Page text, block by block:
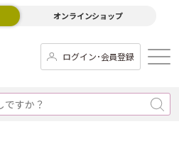
オンラインショップ
ログイン･会員登録